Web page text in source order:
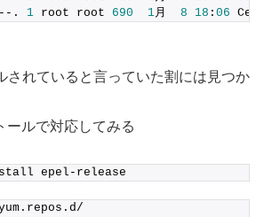
. 1 root root 690 1月 8 18 : 06
されていると言っていた割には見つか
ールで対応してみる
epel-release